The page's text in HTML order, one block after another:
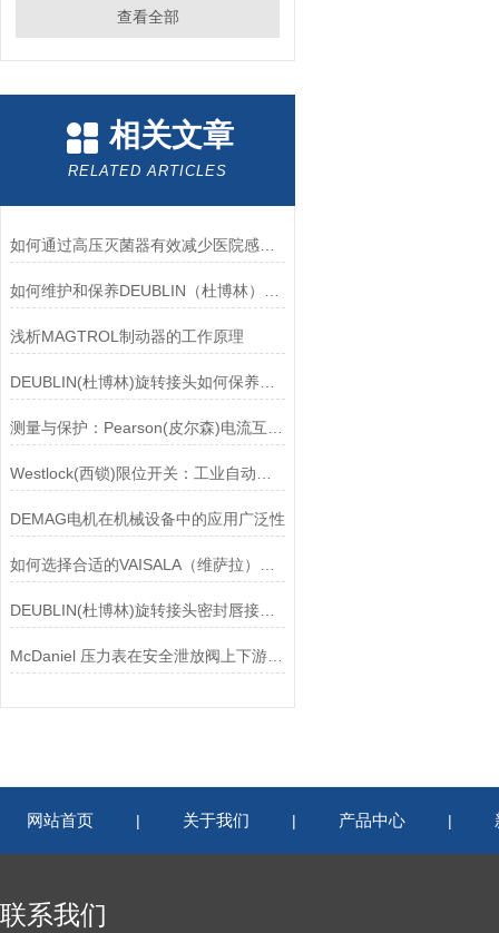
查看全部
相关文章
RELATED ARTICLES
如何通过高压灭菌器有效减少医院感染风险？
浅析MAGTROL制动器的工作原理
DEUBLIN(杜博林)旋转接头如何保养？需要注意哪些事项？
DEMAG电机在机械设备中的应用广泛性
DEUBLIN(杜博林)旋转接头密封唇接觖宽度和负载
McDaniel 压力表在安全泄放阀上下游压力监测中的应用
网站首页 | 关于我们 | 产品中心 |
联系我们